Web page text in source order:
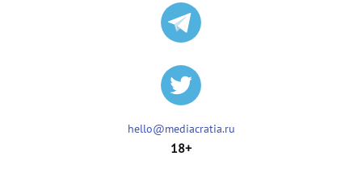
hello@mediacratia.ru
18+